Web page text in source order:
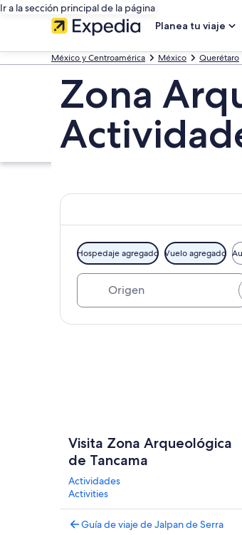
Ir a la sección principal de la página
Planea tu viaje
México y Centroamérica México Querétaro
Zona
Hospedaje agregado Vuelo agregado
Visita Zona Arqueológica
de Tancama
Actividades
Activities
Guía de viaje de Jalpan de Serra